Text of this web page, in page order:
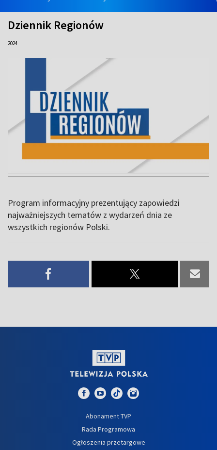
Dziennik Regionów
2024
Program informacyjny prezentujący zapowiedzi
najważniejszych tematów z wydarzeń dnia ze
wszystkich regionów Polski.
Abonament TVP
Rada Programowa
Ogłoszenia przetargowe